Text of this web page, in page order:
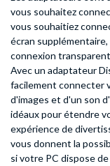
vous souhaitez
vous souhaitiez
écran
connexion
Avec un adaptateur
facilement connecter
d'images et d'un son
idéaux pour étendre
expérience de
vous donnent la
si votre PC dispose